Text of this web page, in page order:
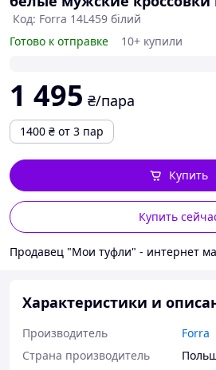
Код: Forra 14L459 білий
Готово к отправке
10+ купили
1 495 ₴/пара
1400 ₴ от 3 пар
Купить
Купить
Характеристики и
Производитель
Forra
Страна производитель